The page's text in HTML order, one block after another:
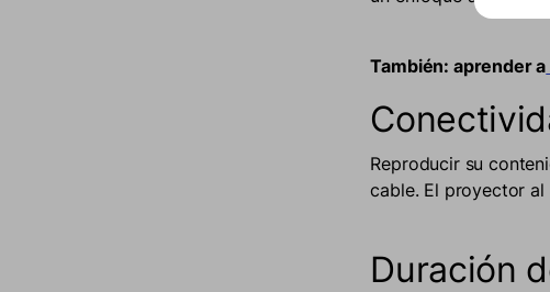
También: aprender a
Reproducir su
cable. El proyector
Duración